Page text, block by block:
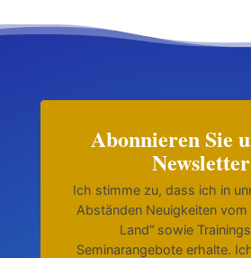
Abonnieren Sie
Newsletter
Ich stimme zu, dass ich in
Abständen Neuigkeiten vom
Land“ sowie
Seminarangebote erhalte.